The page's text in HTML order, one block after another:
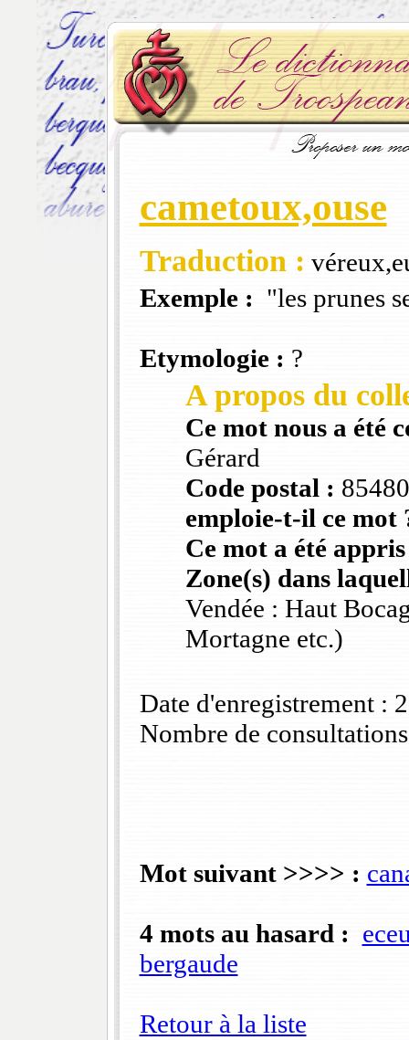
cametoux,ouse
Traduction :
Exemple : "les prunes
Etymologie : ?
A propos du
Ce mot nous a été
Gérard
Code postal :
emploie-t-il ce mot
Ce mot a été
Zone(s) dans
Vendée : Haut
Mortagne etc.)
Date d'enregistrement :
Nombre de
Mot suivant >>>> :
4 mots au hasard :
bergaude
Retour à la liste